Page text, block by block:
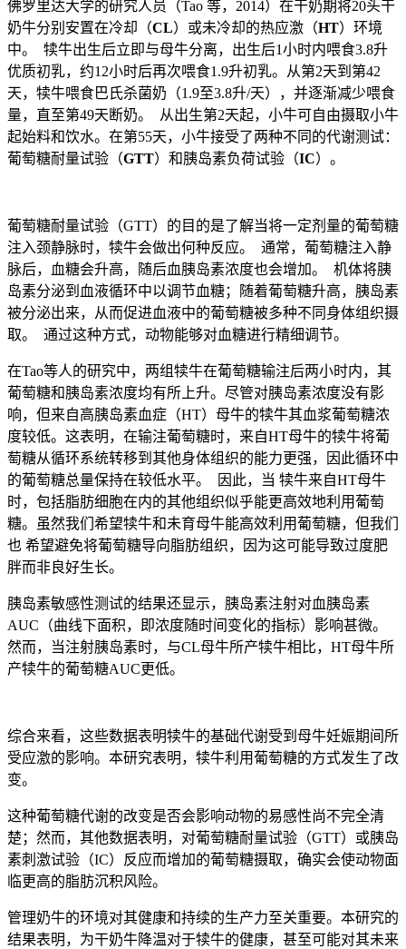
佛罗里达大学的研究人员（Tao 等，2014）在干奶期将20头干
奶牛分别安置在冷却（CL）或未冷却的热应激（HT）环境
中。 犊牛出生后立即与母牛分离，出生后1小时内喂食3.8升
优质初乳，约12小时后再次喂食1.9升初乳。从第2天到第42
天，犊牛喂食巴氏杀菌奶（1.9至3.8升/天），并逐渐减少喂食
量，直至第49天断奶。 从出生第2天起，小牛可自由摄取小牛
起始料和饮水。在第55天，小牛接受了两种不同的代谢测试：
葡萄糖耐量试验（GTT）和胰岛素负荷试验（IC）。
葡萄糖耐量试验（GTT）的目的是了解当将一定剂量的葡萄糖
注入颈静脉时，犊牛会做出何种反应。 通常，葡萄糖注入静
脉后，血糖会升高，随后血胰岛素浓度也会增加。 机体将胰
岛素分泌到血液循环中以调节血糖；随着葡萄糖升高，胰岛素
被分泌出来，从而促进血液中的葡萄糖被多种不同身体组织摄
取。 通过这种方式，动物能够对血糖进行精细调节。
在Tao等人的研究中，两组犊牛在葡萄糖输注后两小时内，其
葡萄糖和胰岛素浓度均有所上升。尽管对胰岛素浓度没有影
响，但来自高胰岛素血症（HT）母牛的犊牛其血浆葡萄糖浓
度较低。这表明，在输注葡萄糖时，来自HT母牛的犊牛将葡
萄糖从循环系统转移到其他身体组织的能力更强，因此循环中
的葡萄糖总量保持在较低水平。 因此，当 犊牛来自HT母牛
时，包括脂肪细胞在内的其他组织似乎能更高效地利用葡萄
糖。虽然我们希望犊牛和未育母牛能高效利用葡萄糖，但我们
也 希望避免将葡萄糖导向脂肪组织，因为这可能导致过度肥
胖而非良好生长。
胰岛素敏感性测试的结果还显示，胰岛素注射对血胰岛素
AUC（曲线下面积，即浓度随时间变化的指标）影响甚微。
然而，当注射胰岛素时，与CL母牛所产犊牛相比，HT母牛所
产犊牛的葡萄糖AUC更低。
综合来看，这些数据表明犊牛的基础代谢受到母牛妊娠期间所
受应激的影响。本研究表明，犊牛利用葡萄糖的方式发生了改
变。
这种葡萄糖代谢的改变是否会影响动物的易感性尚不完全清
楚；然而，其他数据表明，对葡萄糖耐量试验（GTT）或胰岛
素刺激试验（IC）反应而增加的葡萄糖摄取，确实会使动物面
临更高的脂肪沉积风险。
管理奶牛的环境对其健康和持续的生产力至关重要。本研究的
结果表明，为干奶牛降温对于犊牛的健康，甚至可能对其未来